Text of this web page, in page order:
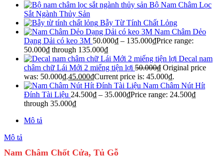
Bộ Nam Châm Lọc
Sắt Ngành Thủy Sản
Bẫy Từ Tính Chất Lỏng
Nam Châm Dẻo
Dạng Dải có keo 3M 50.000₫ – 135.000₫Price range:
50.000₫ through 135.000₫
Decal nam
châm chữ Lái Mới 2 miếng tiện lợi 50.000₫ Original price
was: 50.000₫.45.000₫Current price is: 45.000₫.
Nam Châm Nút Hít
Đính Tài Liệu 24.500₫ – 35.000₫Price range: 24.500₫
through 35.000₫
Mô tả
Mô tả
Nam Châm Chốt Cửa, Tủ Gỗ